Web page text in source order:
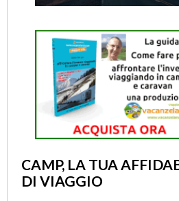
CAMP, LA TUA
DI VIAGGIO